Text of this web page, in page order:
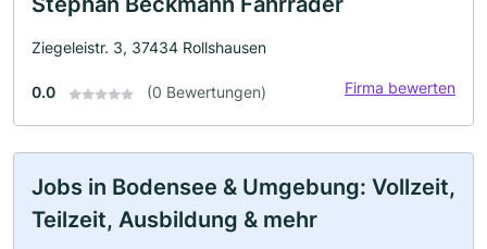
Ziegeleistr. 3, 37434 Rollshausen
0.0 (0 Bewertungen) Firma bewerten
Jobs in Bodensee & Umgebung: Vollzeit,
Teilzeit, Ausbildung & mehr